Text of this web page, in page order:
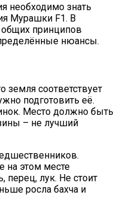
необходимо знать
Мурашки F1. В
общих принципов
нюансы.
земля соответствует
подготовить её.
Место должно быть
– не лучший
на этом месте
перец, лук. Не стоит
росла бахча и